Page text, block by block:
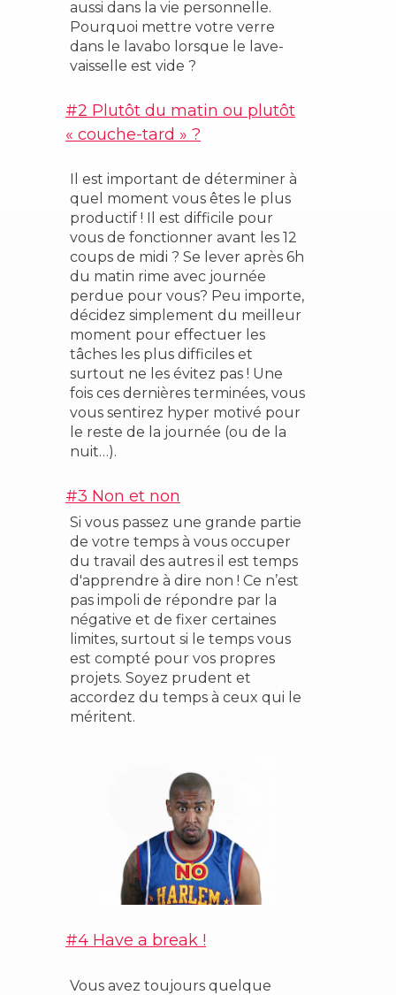
aussi dans la vie personnelle.
Pourquoi mettre votre verre
dans le lavabo lorsque le lave-
vaisselle est vide ?
#2 Plutôt du matin ou plutôt
« couche-tard » ?
Il est important de déterminer à
quel moment vous êtes le plus
productif ! Il est difficile pour
vous de fonctionner avant les 12
coups de midi ? Se lever après 6h
du matin rime avec journée
perdue pour vous? Peu importe,
décidez simplement du meilleur
moment pour effectuer les
tâches les plus difficiles et
surtout ne les évitez pas ! Une
fois ces dernières terminées, vous
vous sentirez hyper motivé pour
le reste de la journée (ou de la
nuit…).
#3 Non et non
Si vous passez une grande partie
de votre temps à vous occuper
du travail des autres il est temps
d'apprendre à dire non ! Ce n’est
pas impoli de répondre par la
négative et de fixer certaines
limites, surtout si le temps vous
est compté pour vos propres
projets. Soyez prudent et
accordez du temps à ceux qui le
méritent.
#4 Have a break !
Vous avez toujours quelque